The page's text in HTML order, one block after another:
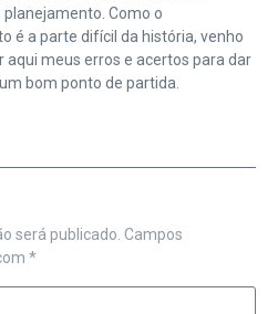
planejamento. Como o
é a parte difícil da história, venho
aqui meus erros e acertos para dar
bom ponto de partida.
será publicado. Campos
*